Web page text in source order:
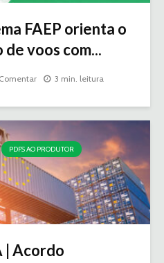
FAEP orienta o
voos com...
Comentar 3 min. leitura
PDFS AO PRODUTOR
| Acordo